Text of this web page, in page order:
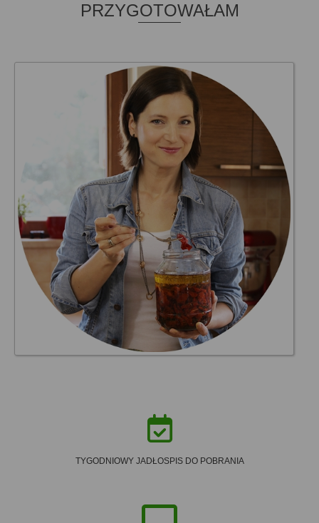
PRZYGOTOWAŁAM
TYGODNIOWY JADŁOSPIS DO POBRANIA